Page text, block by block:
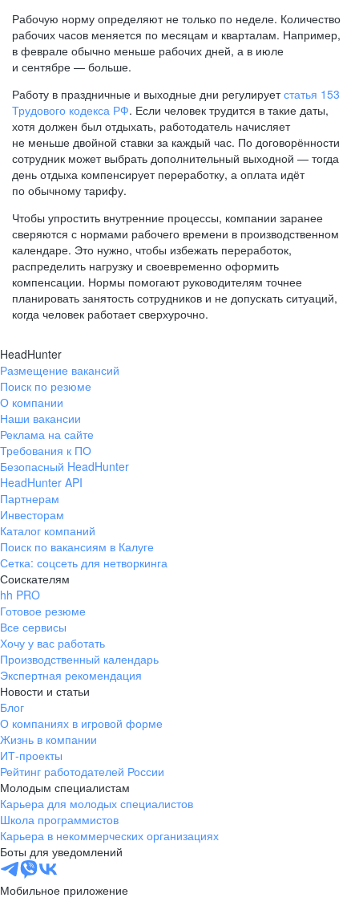
Рабочую норму определяют не только по неделе. Количество
рабочих часов меняется по месяцам и кварталам. Например,
в феврале обычно меньше рабочих дней, а в июле
и сентябре — больше.
Работу в праздничные и выходные дни регулируетстатья 153
Трудового кодекса РФ. Если человек трудится в такие даты,
хотя должен был отдыхать, работодатель начисляет
не меньше двойной ставки за каждый час. По договорённости
сотрудник может выбрать дополнительный выходной — тогда
день отдыха компенсирует переработку, а оплата идёт
по обычному тарифу.
Чтобы упростить внутренние процессы, компании заранее
сверяются с нормами рабочего времени в производственном
календаре. Это нужно, чтобы избежать переработок,
распределить нагрузку и своевременно оформить
компенсации. Нормы помогают руководителям точнее
планировать занятость сотрудников и не допускать ситуаций,
когда человек работает сверхурочно.
HeadHunter
Размещение вакансий
Поиск по резюме
О компании
Наши вакансии
Реклама на сайте
Требования к ПО
Безопасный HeadHunter
HeadHunter API
Партнерам
Инвесторам
Каталог компаний
Поиск по вакансиям в Калуге
Сетка: соцсеть для нетворкинга
Соискателям
hh PRO
Готовое резюме
Все сервисы
Хочу у вас работать
Производственный календарь
Экспертная рекомендация
Новости и статьи
Блог
О компаниях в игровой форме
Жизнь в компании
ИТ-проекты
Рейтинг работодателей России
Молодым специалистам
Карьера для молодых специалистов
Школа программистов
Карьера в некоммерческих организациях
Боты для уведомлений
Мобильное приложение